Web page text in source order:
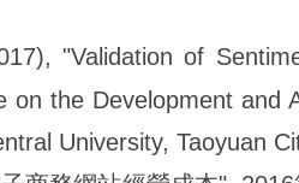
"Validation of
the Development and
University, Taoyuan